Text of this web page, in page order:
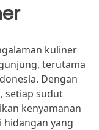
kuliner
terutama
Dengan
setiap sudut
kenyamanan
yang